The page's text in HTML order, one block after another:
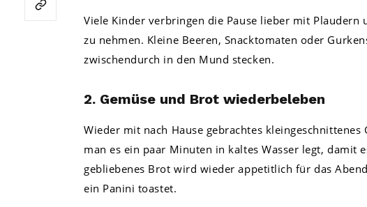
Viele Kinder verbringen die Pause lieber mit Plaudern
zu nehmen. Kleine Beeren, Snacktomaten oder
zwischendurch in den Mund stecken.
2. Gemüse und Brot wiederbeleben
Wieder mit nach Hause gebrachtes
man es ein paar Minuten in kaltes Wasser legt, damit
gebliebenes Brot wird wieder appetitlich für das
ein Panini toastet.